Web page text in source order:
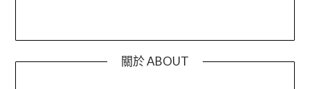
關於 ABOUT